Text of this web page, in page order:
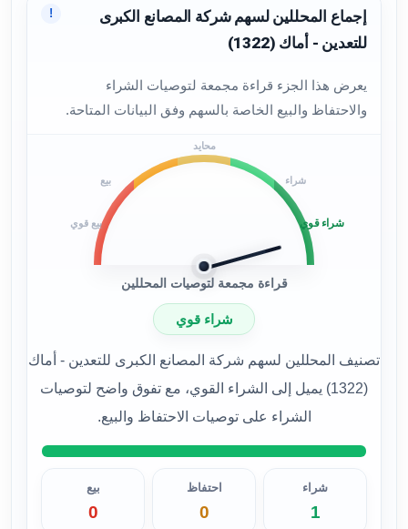
إجماع المحللين لسهم شركة المصانع الكبرى
للتعدين - أماك (1322)
يعرض هذا الجزء قراءة مجمعة لتوصيات الشراء
والاحتفاظ والبيع الخاصة بالسهم وفق البيانات المتاحة.
!
بيع قوي
بيع
محايد
شراء
شراء قوي
قراءة مجمعة لتوصيات المحللين
شراء قوي
تصنيف المحللين لسهم شركة المصانع الكبرى للتعدين - أماك
(1322) يميل إلى الشراء القوي، مع تفوق واضح لتوصيات
الشراء على توصيات الاحتفاظ والبيع.
شراء
1
احتفاظ
0
بيع
0